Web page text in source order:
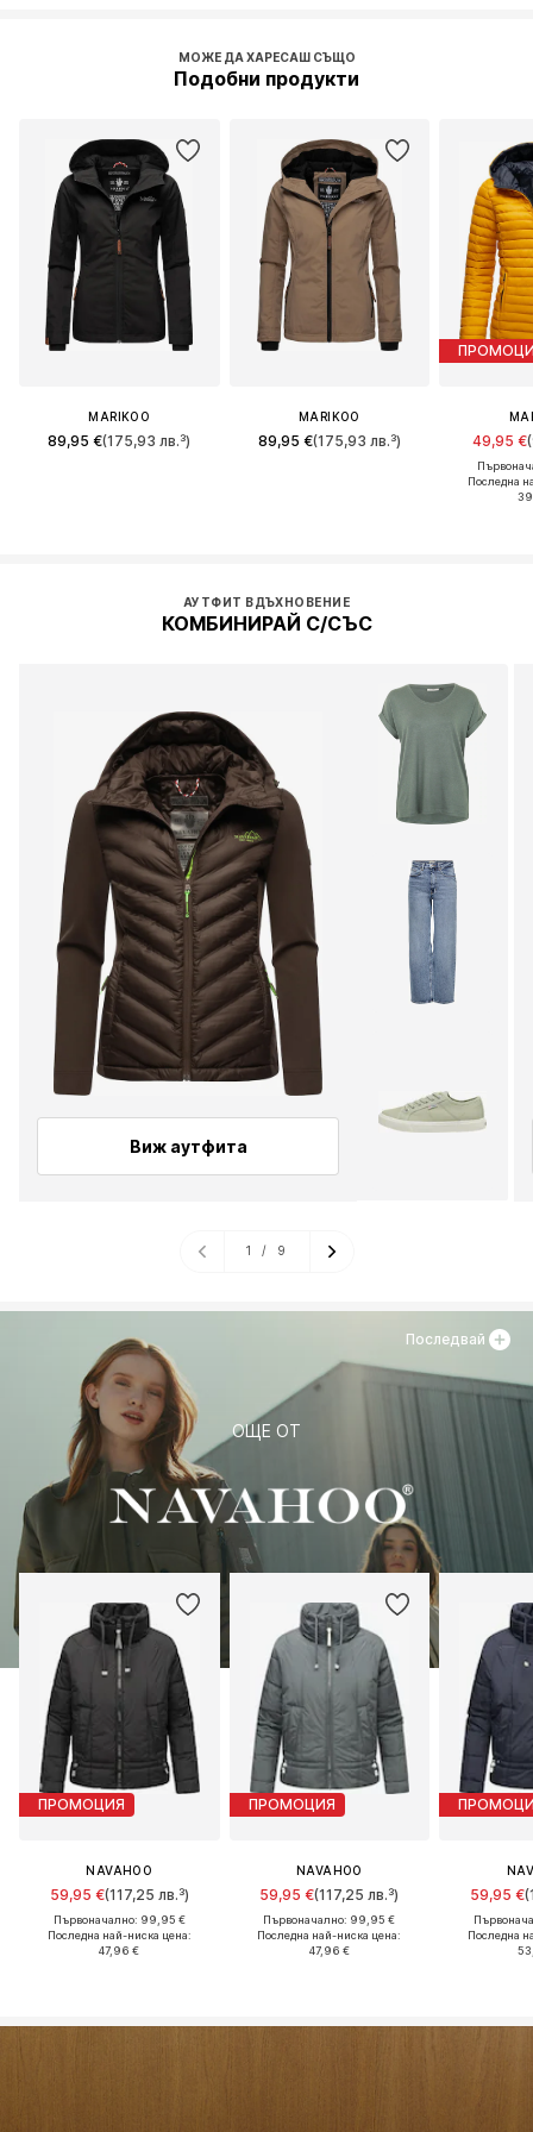
МОЖЕ ДА ХАРЕСАШ СЪЩО
Подобни продукти
MARIKOO
89,95 €(175,93 лв.³)
MARIKOO
89,95 €(175,93 лв.³) 49,95 €
Последна
АУТФИТ ВДЪХНОВЕНИЕ
КОМБИНИРАЙ С/СЪС
Виж аутфита
1 / 9
ОЩЕ ОТ
ПРОМОЦИЯ
NAVAHOO
59,95 €(117,25 лв.³)
Първоначално: 99,95 €
Последна най-ниска цена:
47,96 €
ПРОМОЦИЯ
NAVAHOO
59,95 €(117,25 лв.³)
Първоначално: 99,95 €
Последна най-ниска цена:
47,96 €
59,95 €
Последна
Последвай